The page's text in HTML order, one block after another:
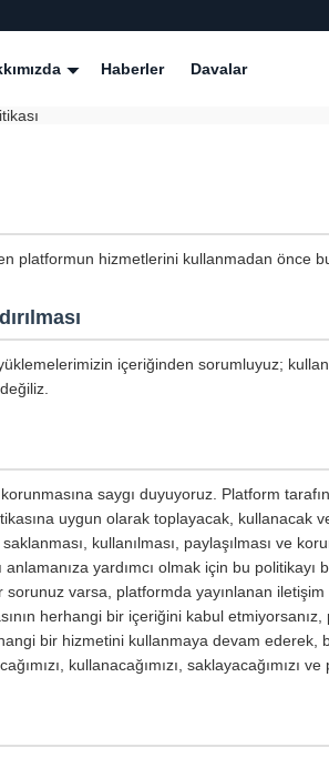
Haberler Davalar
platformun hizmetlerini kullanmadan önce
içeriğinden sorumluyuz;
saygı duyuyoruz. Platform
uygun olarak toplayacak, kullanacak
kullanılması, paylaşılması ve
anlamanıza yardımcı olmak için bu
sorunuz varsa, platformda yayınlanan iletişim
herhangi bir içeriğini kabul
bir hizmetini kullanmaya devam ederek,
kullanacağımızı, saklayacağımızı